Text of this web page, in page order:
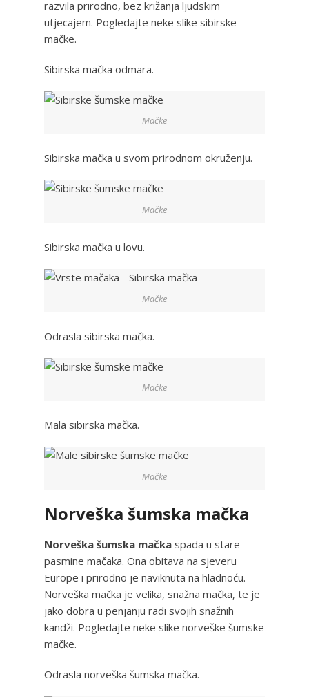
razvila prirodno, bez križanja ljudskim
utjecajem. Pogledajte neke slike sibirske
mačke.
Sibirska mačka odmara.
Mačke
Sibirska mačka u svom prirodnom okruženju.
Mačke
Sibirska mačka u lovu.
Mačke
Odrasla sibirska mačka.
Mačke
Mala sibirska mačka.
Mačke
Norveška šumska mačka
Norveška šumska mačka spada u stare
pasmine mačaka. Ona obitava na sjeveru
Europe i prirodno je naviknuta na hladnoću.
Norveška mačka je velika, snažna mačka, te je
jako dobra u penjanju radi svojih snažnih
kandži. Pogledajte neke slike norveške šumske
mačke.
Odrasla norveška šumska mačka.